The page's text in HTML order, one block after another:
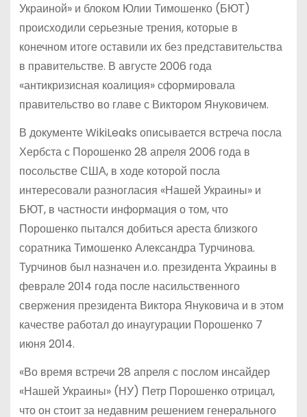
Украиной» и блоком Юлии Тимошенко (БЮТ)
происходили серьезные трения, которые в
конечном итоге оставили их без представительства
в правительстве. В августе 2006 года
«антикризисная коалиция» сформировала
правительство во главе с Виктором Януковичем.
В документе WikiLeaks описывается встреча посла
Хербста с Порошенко 28 апреля 2006 года в
посольстве США, в ходе которой посла
интересовали разногласия «Нашей Украины» и
БЮТ, в частности информация о том, что
Порошенко пытался добиться ареста близкого
соратника Тимошенко Александра Турчинова.
Турчинов был назначен и.о. президента Украины в
феврале 2014 года после насильственного
свержения президента Виктора Януковича и в этом
качестве работал до инаугурации Порошенко 7
июня 2014.
«Во время встречи 28 апреля с послом инсайдер
«Нашей Украины» (НУ) Петр Порошенко отрицал,
что он стоит за недавним решением генерального